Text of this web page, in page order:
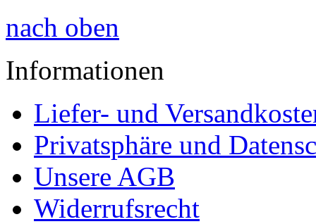
nach oben
Informationen
Liefer- und
Privatsphäre und
Unsere AGB
Widerrufsrecht